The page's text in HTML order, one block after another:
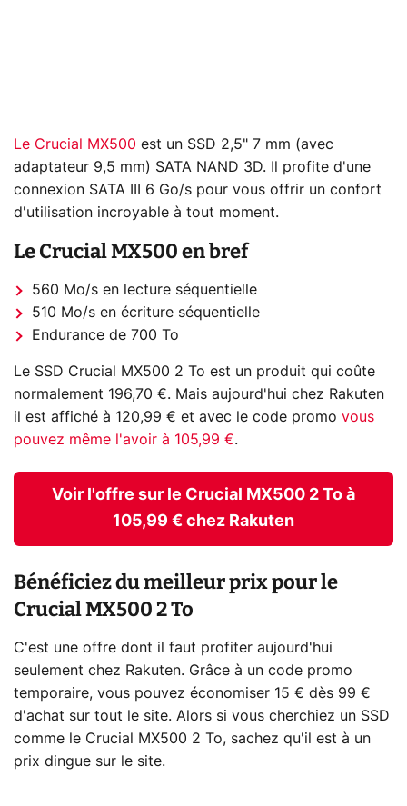
Le Crucial MX500 est un SSD 2,5" 7 mm (avec
adaptateur 9,5 mm) SATA NAND 3D. Il profite d'une
connexion SATA III 6 Go/s pour vous offrir un confort
d'utilisation incroyable à tout moment.
Le Crucial MX500 en bref
560 Mo/s en lecture séquentielle
510 Mo/s en écriture séquentielle
Endurance de 700 To
Le SSD Crucial MX500 2 To est un produit qui coûte
normalement 196,70 €. Mais aujourd'hui chez Rakuten
il est affiché à 120,99 € et avec le code promo vous
pouvez même l'avoir à 105,99 €.
Voir l'offre sur le Crucial MX500 2 To à
105,99 € chez Rakuten
Bénéficiez du meilleur prix pour le
Crucial MX500 2 To
C'est une offre dont il faut profiter aujourd'hui
seulement chez Rakuten. Grâce à un code promo
temporaire, vous pouvez économiser 15 € dès 99 €
d'achat sur tout le site. Alors si vous cherchiez un SSD
comme le Crucial MX500 2 To, sachez qu'il est à un
prix dingue sur le site.